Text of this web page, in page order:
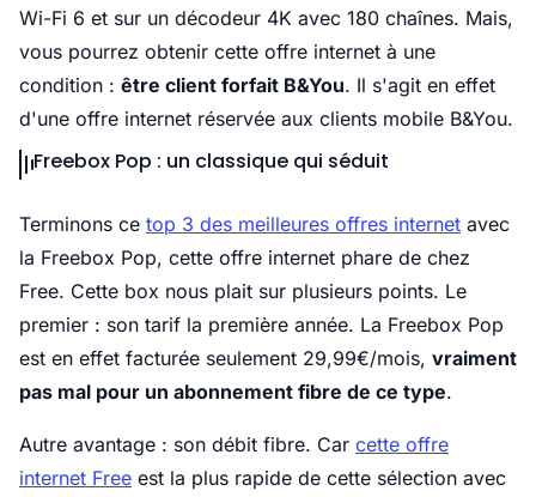
Wi-Fi 6 et sur un décodeur 4K avec 180 chaînes. Mais,
vous pourrez obtenir cette offre internet à une
condition : être client forfait B&You. Il s'agit en effet
d'une offre internet réservée aux clients mobile B&You.
Freebox Pop : un classique qui séduit
Terminons ce top 3 des meilleures offres internet avec
la Freebox Pop, cette offre internet phare de chez
Free. Cette box nous plait sur plusieurs points. Le
premier : son tarif la première année. La Freebox Pop
est en effet facturée seulement 29,99€/mois, vraiment
pas mal pour un abonnement fibre de ce type.
Autre avantage : son débit fibre. Car cette offre
internet Free est la plus rapide de cette sélection avec